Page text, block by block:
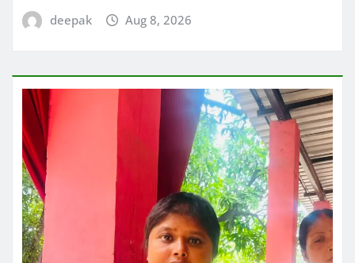
deepak Aug 8, 2026